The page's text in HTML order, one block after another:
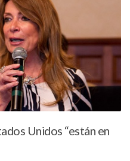
Unidos “están en